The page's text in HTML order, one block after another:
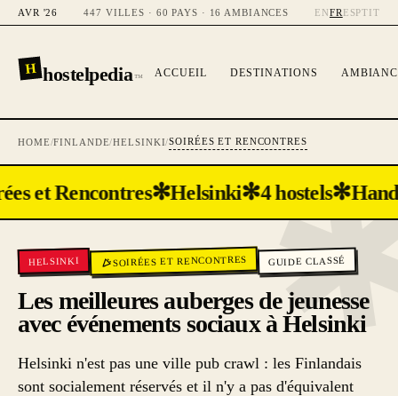
AVR '26 447 VILLES · 60 PAYS · 16 AMBIANCES ENFR ESPTIT
H hostelpedia™ ACCUEIL DESTINATIONS
HOME/FINLANDE/HELSINKI/SOIRÉES ET RENCONTRES
et Rencontres✻Helsinki✻4 hostels✻
HELSINKI SOIRÉES ET RENCONTRES GUIDE CLASSÉ
Les meilleures auberges de jeunesse
avec événements sociaux à Helsinki
Helsinki n'est pas une ville pub crawl : les Finlandais
sont socialement réservés et il n'y a pas d'équivalent